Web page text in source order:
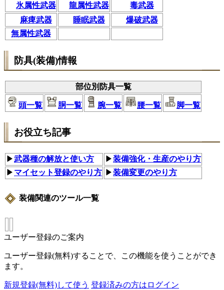
氷属性武器
龍属性武器
毒武器
麻痺武器
睡眠武器
爆破武器
無属性武器
防具(装備)情報
部位別防具一覧
頭一覧 胴一覧 腕一覧 腰一覧 脚一覧
お役立ち記事
▶武器種の解放と使い方 ▶装備強化・生産のやり方
▶ マイセット登録のやり方 ▶装備変更のやり方
装備関連のツール一覧
ユーザー登録のご案内
ユーザー登録(無料)することで、この機能を使うことができ
ます。
新規登録(無料)して使う 登録済みの方はログイン